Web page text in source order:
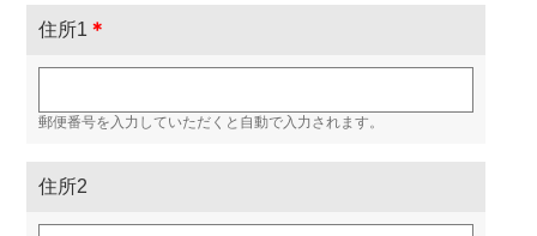
住所1 ＊
郵便番号を入力していただくと自動で入力されます。
住所2